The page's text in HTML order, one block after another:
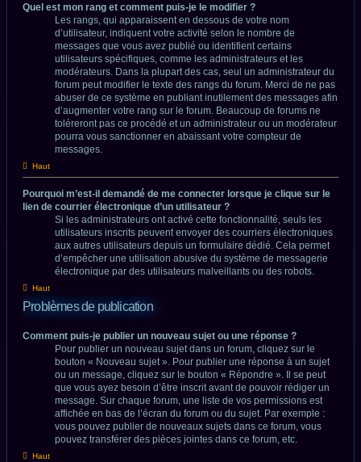
Quel est mon rang et comment puis-je le modifier ?
Les rangs, qui apparaissent en dessous de votre nom
d’utilisateur, indiquent votre activité selon le nombre de
messages que vous avez publié ou identifient certains
utilisateurs spécifiques, comme les administrateurs et les
modérateurs. Dans la plupart des cas, seul un administrateur du
forum peut modifier le texte des rangs du forum. Merci de ne pas
abuser de ce système en publiant inutilement des messages afin
d’augmenter votre rang sur le forum. Beaucoup de forums ne
toléreront pas ce procédé et un administrateur ou un modérateur
pourra vous sanctionner en abaissant votre compteur de
messages.
Haut
Pourquoi m’est-il demandé de me connecter lorsque je clique sur le
lien de courrier électronique d’un utilisateur ?
Si les administrateurs ont activé cette fonctionnalité, seuls les
utilisateurs inscrits peuvent envoyer des courriers électroniques
aux autres utilisateurs depuis un formulaire dédié. Cela permet
d’empêcher une utilisation abusive du système de messagerie
électronique par des utilisateurs malveillants ou des robots.
Haut
Problèmes de publication
Comment puis-je publier un nouveau sujet ou une réponse ?
Pour publier un nouveau sujet dans un forum, cliquez sur le
bouton « Nouveau sujet ». Pour publier une réponse à un sujet
ou un message, cliquez sur le bouton « Répondre ». Il se peut
que vous ayez besoin d’être inscrit avant de pouvoir rédiger un
message. Sur chaque forum, une liste de vos permissions est
affichée en bas de l’écran du forum ou du sujet. Par exemple :
vous pouvez publier de nouveaux sujets dans ce forum, vous
pouvez transférer des pièces jointes dans ce forum, etc.
Haut